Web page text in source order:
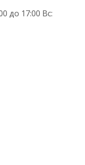
до 17:00 Вс: